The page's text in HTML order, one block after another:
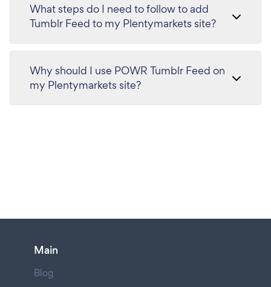
What steps do I need to follow to add
Tumblr Feed to my Plentymarkets site?
Why should I use POWR Tumblr Feed on
my Plentymarkets site?
Main
Blog